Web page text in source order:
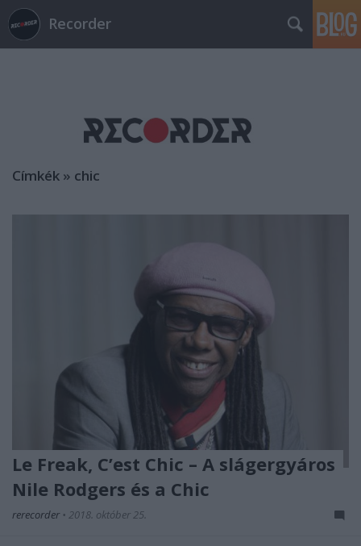
Recorder
Címkék » chic
Le Freak, C’est Chic – A slágergyáros
Nile Rodgers és a Chic
rerecorder • 2018. október 25.